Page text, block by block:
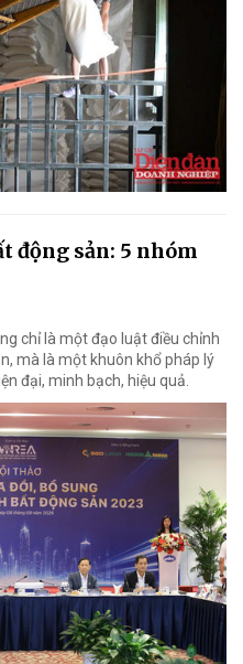
động sản: 5 nhóm
chỉ là một đạo luật điều chỉnh
mà là một khuôn khổ pháp lý
đại, minh bạch, hiệu quả.